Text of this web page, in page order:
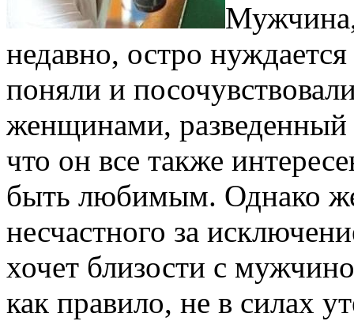
Мужчина,
недавно, остро
поняли и
женщинами, разведенный
что он все также
быть любимым. Однако
несчастного за
хочет близости с
как правило, не в силах